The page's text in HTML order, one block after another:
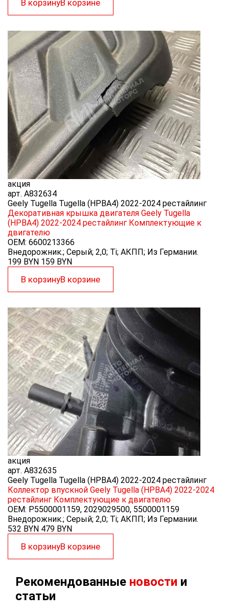
В корзинуВ корзине
акция
арт. A832634
Geely Tugella Tugella (HPBA4) 2022-2024 рестайлинг
Декоративная крышка двигателя Geely Tugella
(HPBA4) 2022-2024 рестайлинг Комплектующие к
двигателю
OEM: 6600213366
Внедорожник.; Серый; 2,0; Ti; АКПП; Из Германии.
199 BYN 159 BYN
В корзинуВ корзине
акция
арт. A832635
Geely Tugella Tugella (HPBA4) 2022-2024 рестайлинг
Коллектор впускной Geely Tugella (HPBA4) 2022-2024
рестайлинг Комплектующие к двигателю
OEM: P5500001159, 2029029500, 5500001159
Внедорожник.; Серый; 2,0; Ti; АКПП; Из Германии.
532 BYN 479 BYN
В корзинуВ корзине
Рекомендованные новости и
статьи